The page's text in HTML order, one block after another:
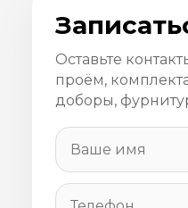
Оставьте
проём,
доборы,